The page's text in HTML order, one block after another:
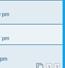
pm
pm